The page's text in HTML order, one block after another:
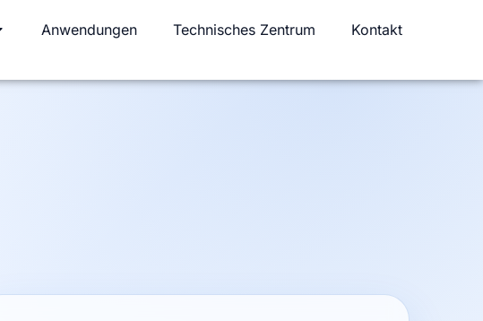
Anwendungen Technisches Zentrum Kontakt